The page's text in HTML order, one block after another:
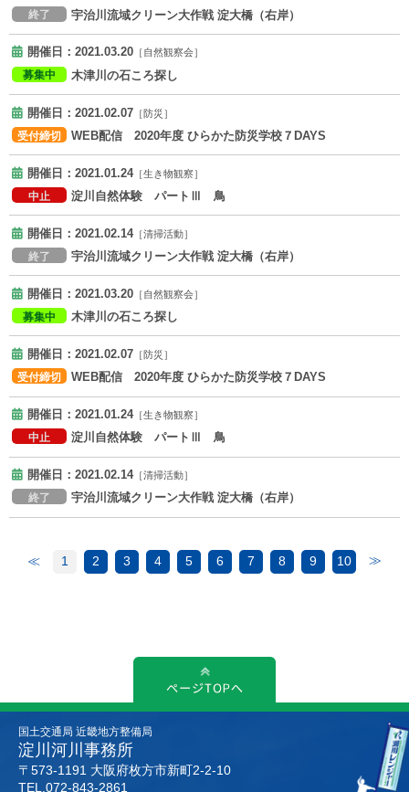
終了 宇治川流域クリーン大作戦 淀大橋（右岸）
開催日：2021.03.20 ［自然観察会］
募集中 木津川の石ころ探し
開催日：2021.02.07 ［防災］
受付締切 WEB配信 2020年度 ひらかた防災学校７DAYS
開催日：2021.01.24［生き物観察］
中止 淀川自然体験 パートⅢ 鳥
開催日：2021.02.14［清掃活動］
終了 宇治川流域クリーン大作戦 淀大橋（右岸）
開催日：2021.03.20 ［自然観察会］
募集中 木津川の石ころ探し
開催日：2021.02.07 ［防災］
受付締切 WEB配信 2020年度 ひらかた防災学校７DAYS
開催日：2021.01.24［生き物観察］
中止 淀川自然体験 パートⅢ 鳥
開催日：2021.02.14［清掃活動］
終了 宇治川流域クリーン大作戦 淀大橋（右岸）
1 2 3 4 5 6 7 8 9 10
国土交通局 近畿地方整備局
淀川河川事務所
〒573-1191 大阪府枚方市新町2-2-10
TEL.072-843-2861